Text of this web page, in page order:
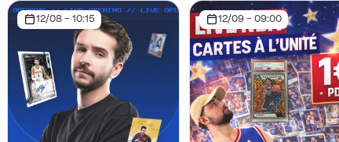
12/08 - 10:15 12/09 - 09:00